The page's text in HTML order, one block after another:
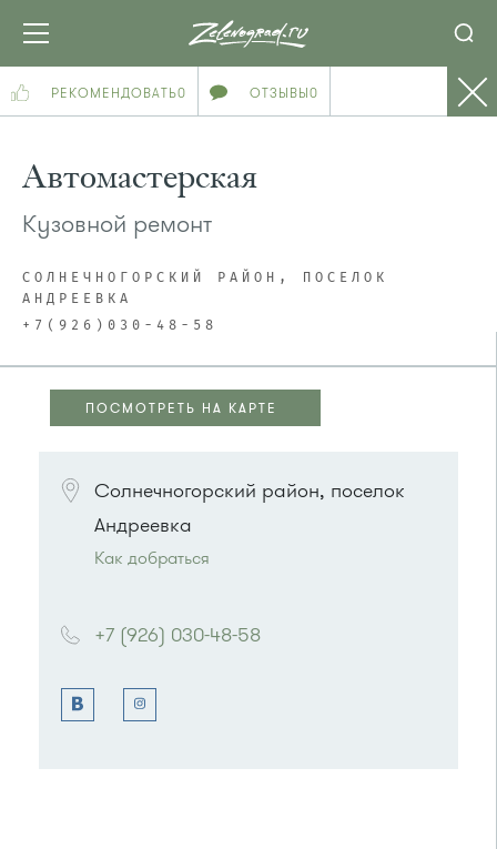
РЕКОМЕНДОВАТЬ0 ОТЗЫВЫ0
Автомастерская
Кузовной ремонт
СОЛНЕЧНОГОРСКИЙ РАЙОН, ПОСЕЛОК
АНДРЕЕВКА
+7(926)030-48-58
ПОСМОТРЕТЬ НА КАРТЕ
Солнечногорский район, поселок
Андреевка
Как добраться
Автобусы № 357, 374, 495, 497.
Маршрутка № 495, 497
Автобусы № 17, 20.
Маршрутка № 417м, 479м
+7 (926) 030-48-58